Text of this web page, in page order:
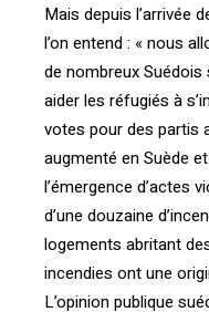
Mais depuis l’arrivée
l’on entend : « nous
de nombreux
aider les réfugiés à
votes pour des partis
augmenté en Suède
l’émergence d’actes
d’une douzaine
logements abritant
incendies ont une
L’opinion publique